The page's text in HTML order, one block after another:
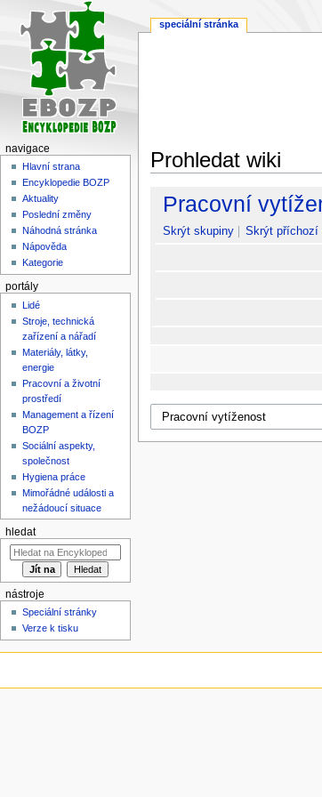
Prohledat wiki
Skočit
navigaci
Skočit
vyhledávání
Pracovní
Skrýt skupiny Skrýt příchozí
speciální stránka
navigace
Hlavní strana
Encyklopedie BOZP
Aktuality
Poslední změny
Náhodná stránka
Nápověda
Kategorie
portály
Lidé
Stroje, technická
zařízení a nářadí
Materiály, látky,
energie
Pracovní a životní
prostředí
Management a řízení
BOZP
Sociální aspekty,
společnost
Hygiena práce
Mimořádné události a
nežádoucí situace
hledat
nástroje
Speciální stránky
Verze k tisku